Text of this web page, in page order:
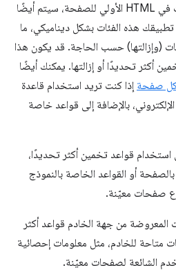
بالإضافة إلى تضمين هذه الفئات في HTML الأولي للصفحة، سيتم أيضًا
تطبيقك هذه الفئات بشكل ديناميكي، ما
(وإزالتها) حسب الحاجة. قد يكون هذا
أكثر تحديدًا أو إزالتها. يمكنك أيضًا
صفحة إذا كنت تريد استخدام قاعدة
بالإضافة إلى قواعد خاصة
استخدام قواعد تخمين أكثر تحديدًا،
أو القواعد الخاصة بالنموذج
صفحات معيّنة.
من جهة الخادم قواعد أكثر
متاحة للخادم، مثل معلومات إحصائية
الشائعة لصفحات معيّنة.